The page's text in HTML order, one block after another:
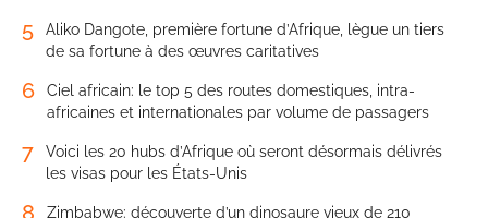
5
Aliko Dangote, première fortune d’Afrique, lègue un tiers
de sa fortune à des œuvres caritatives
6
Ciel africain: le top 5 des routes domestiques, intra-
africaines et internationales par volume de passagers
7
Voici les 20 hubs d’Afrique où seront désormais délivrés
les visas pour les États-Unis
8
Zimbabwe: découverte d’un dinosaure vieux de 210